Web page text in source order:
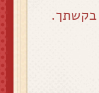
בקשתך.